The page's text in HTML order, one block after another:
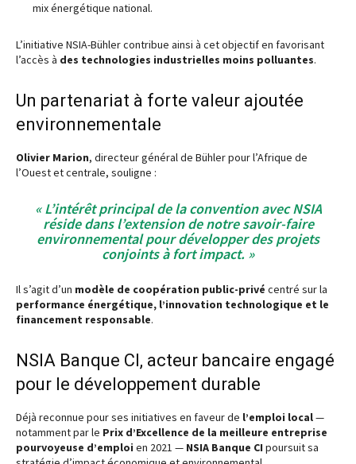
mix énergétique national.
L’initiative NSIA-Bühler contribue ainsi à cet objectif en favorisant
l’accès à des technologies industrielles moins polluantes.
Un partenariat à forte valeur ajoutée
environnementale
Olivier Marion, directeur général de Bühler pour l’Afrique de
l’Ouest et centrale, souligne :
« L’intérêt principal de la convention avec NSIA
réside dans l’extension de notre savoir-faire
environnemental pour développer des projets
conjoints à fort impact. »
Il s’agit d’un modèle de coopération public-privé centré sur la
performance énergétique, l’innovation technologique et le
financement responsable.
NSIA Banque CI, acteur bancaire engagé
pour le développement durable
Déjà reconnue pour ses initiatives en faveur de l’emploi local—
notamment par le Prix d’Excellence de la meilleure entreprise
pourvoyeuse d’emploi en 2021 — NSIA Banque CI poursuit sa